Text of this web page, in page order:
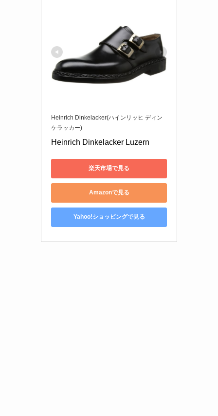
Heinrich Dinkelacker(ハインリッヒ ディン
ケラッカー)
Heinrich Dinkelacker Luzern
楽天市場で見る
Amazonで見る
Yahoo!ショッピングで見る